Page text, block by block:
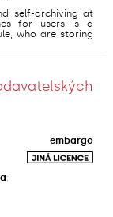
self-archiving at
for users is a
who are storing
embargo
;